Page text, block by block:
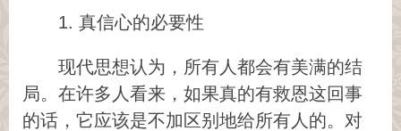
1. 真信心的必要性
现代思想认为，所有人都会有美满的结
局。在许多人看来，如果真的有救恩这回事
的话，它应该是不加区别地给所有人的。对